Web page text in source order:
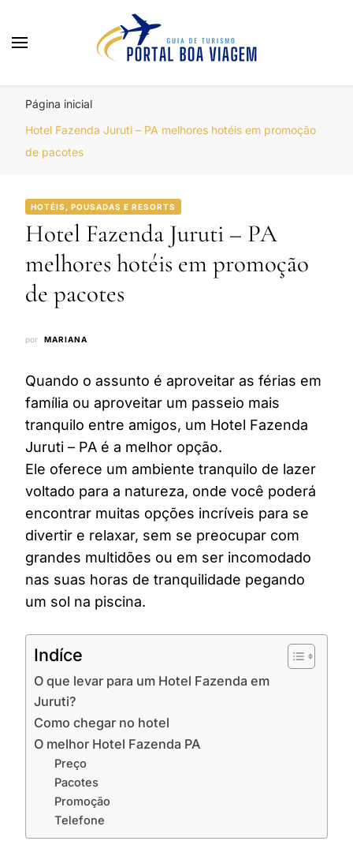
Página inicial
Hotel Fazenda Juruti – PA melhores hotéis em promoção
de pacotes
HOTÉIS, POUSADAS E RESORTS
Hotel Fazenda Juruti – PA
melhores hotéis em promoção
de pacotes
por MARIANA
Quando o assunto é aproveitar as férias em
família ou aproveitar um passeio mais
tranquilo entre amigos, um Hotel Fazenda
Juruti – PA é a melhor opção.
Ele oferece um ambiente tranquilo de lazer
voltado para a natureza, onde você poderá
encontrar muitas opções incríveis para se
divertir e relaxar, sem se preocupar com
grandes multidões ou em ser incomodado
nas suas horas de tranquilidade pegando
um sol na piscina.
Indíce
O que levar para um Hotel Fazenda em
Juruti?
Como chegar no hotel
O melhor Hotel Fazenda PA
Preço
Pacotes
Promoção
Telefone